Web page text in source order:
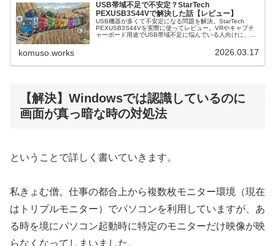
USB帯域不足で不安定？StarTech
PEXUSB3S44Vで解決した話【レビュー】
USB機器が多くて不安定になる問題を解決。StarTech
PEXUSB3S44Vを実際に使ってレビュー。VRやキャプチ
ャーボード用途でUSB帯域不足に悩んでいる人向けに、メ
komuso.works 2026.03.17
【解決】Windowsでは認識しているのに
画面が真っ暗な時の対処法
ということで詳しく書いていきます。
私きょむ僧。仕事の都合上から複数枚モニター環境（現在
はトリプルモニター）でパソコンを利用していますが、あ
る時を境にパソコン起動時に特定のモニターだけ映像が映
らなくなってしまいました。